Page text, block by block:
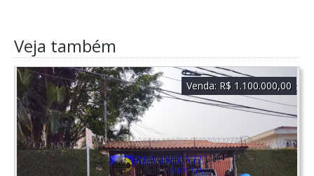
Veja também
Venda: R$ 1.100.000,00